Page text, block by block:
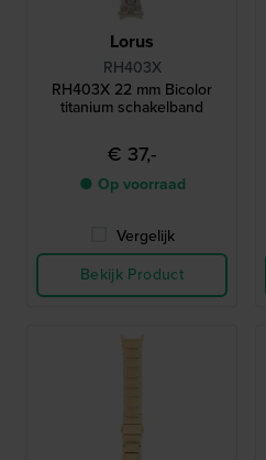
Lorus
RH403X
RH403X 22 mm Bicolor
titanium schakelband
€ 37,-
● Op voorraad
Vergelijk
Bekijk Product